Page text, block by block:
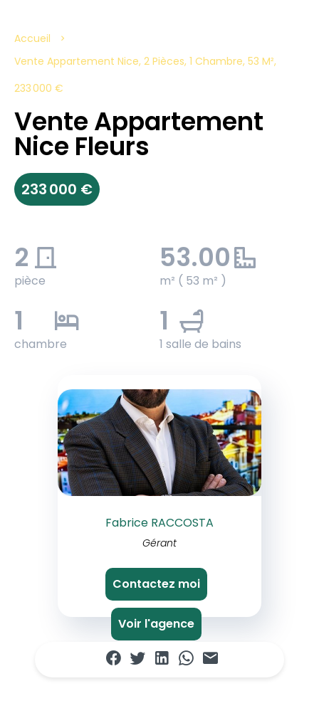
Accueil
Vente Appartement Nice, 2 Pièces, 1 Chambre, 53 M²,
233 000 €
Vente Appartement
Nice Fleurs
233 000 €
2
pièce
53.00
m² ( 53 m² )
1
chambre
1
1 salle de bains
Fabrice RACCOSTA
Gérant
Contactez moi
Voir l'agence